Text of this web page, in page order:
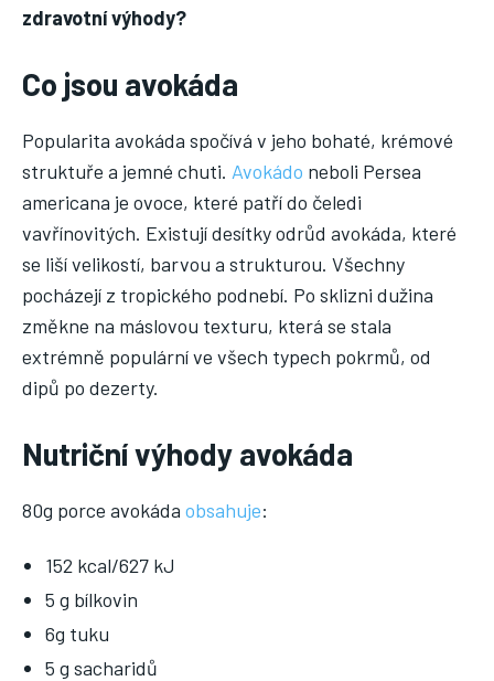
DĚTI
STRAVA
FITNESS
JÓGA
zdravotní výhody?
Co jsou avokáda
Popularita avokáda spočívá v jeho bohaté, krémové
struktuře a jemné chuti. Avokádo neboli Persea
americana je ovoce, které patří do čeledi
vavřínovitých. Existují desítky odrůd avokáda, které
se liší velikostí, barvou a strukturou. Všechny
pocházejí z tropického podnebí. Po sklizni dužina
změkne na máslovou texturu, která se stala
extrémně populární ve všech typech pokrmů, od
dipů po dezerty.
Nutriční výhody avokáda
80g porce avokáda obsahuje:
152 kcal/627 kJ
5 g bílkovin
6g tuku
5 g sacharidů